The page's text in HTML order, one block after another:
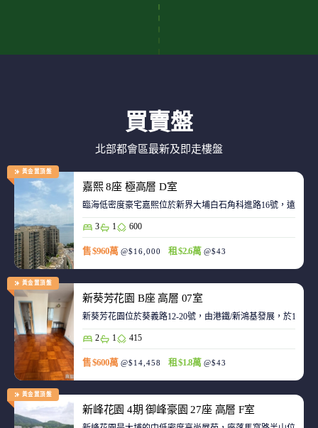
買賣盤
北部都會區最新及即走樓盤
黃金置頂盤
嘉熙 8座 極高層 D室
臨海低密度豪宅嘉熙位於新界大埔白石角科進路16號，遠離
3 1 600
售 $960萬 @$16,000 租 $2.6萬 @$43
黃金置頂盤
新葵芳花園 B座 高層 07室
新葵芳花園位於葵義路12-20號，由港鐵/新鴻基發展，於
2 1 415
售 $600萬 @$14,458 租 $1.8萬 @$43
黃金置頂盤
新峰花園 4期 御峰豪園 27座 高層 F室